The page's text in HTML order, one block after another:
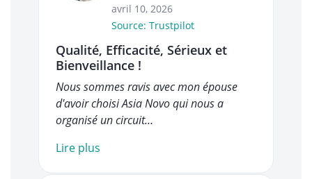
avril 10, 2026
Source: Trustpilot
Qualité, Efficacité, Sérieux et
Bienveillance !
Nous sommes ravis avec mon épouse
d'avoir choisi Asia Novo qui nous a
organisé un circuit…
Lire plus